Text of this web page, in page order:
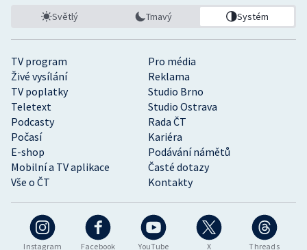
Instagram Facebook YouTube X Threads
TV program
Pro média
Živé vysílání
Reklama
TV poplatky
Studio Brno
Teletext
Studio Ostrava
Podcasty
Rada ČT
Počasí
Kariéra
E-shop
Podávání námětů
Mobilní a TV aplikace
Časté dotazy
Vše o ČT
Kontakty
Světlý Tmavý Systém